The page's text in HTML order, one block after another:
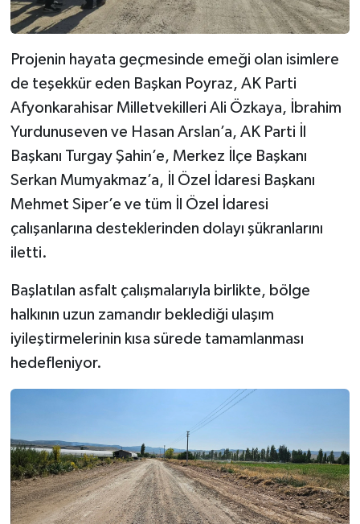
Projenin hayata geçmesinde emeği olan isimlere
de teşekkür eden Başkan Poyraz, AK Parti
Afyonkarahisar Milletvekilleri Ali Özkaya, İbrahim
Yurdunuseven ve Hasan Arslan’a, AK Parti İl
Başkanı Turgay Şahin’e, Merkez İlçe Başkanı
Serkan Mumyakmaz’a, İl Özel İdaresi Başkanı
Mehmet Siper’e ve tüm İl Özel İdaresi
çalışanlarına desteklerinden dolayı şükranlarını
iletti.
Başlatılan asfalt çalışmalarıyla birlikte, bölge
halkının uzun zamandır beklediği ulaşım
iyileştirmelerinin kısa sürede tamamlanması
hedefleniyor.